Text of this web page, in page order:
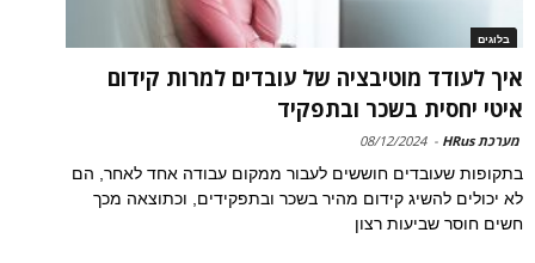
בלוגים
איך לעודד מוטיבציה של עובדים למרות קידום
איטי יחסית בשכר ובתפקיד
מערכת HRus -
08/12/2024
בתקופות שעובדים חוששים לעבור ממקום עבודה אחד לאחר, הם
לא יכולים להשיג קידום מהיר בשכר ובתפקידים, וכתוצאה מכך
חשים חוסר שביעות רצון